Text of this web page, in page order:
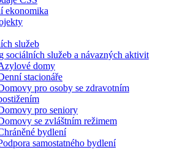
ekonomika
služeb
sociálních služeb a návazných aktivit
domy
stacionáře
pro osoby se zdravotním
pro seniory
se zvláštním režimem
bydlení
samostatného bydlení